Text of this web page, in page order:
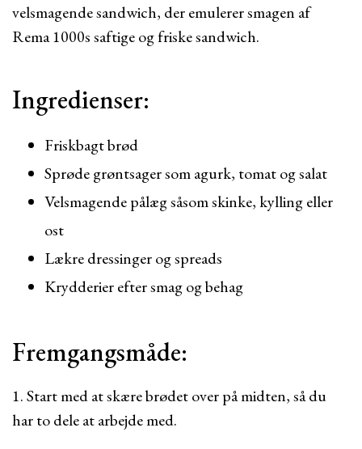
velsmagende sandwich, der emulerer smagen af
Rema 1000s saftige og friske sandwich.
Ingredienser:
Friskbagt brød
Sprøde grøntsager som agurk, tomat og salat
Velsmagende pålæg såsom skinke, kylling eller
ost
Lækre dressinger og spreads
Krydderier efter smag og behag
Fremgangsmåde:
1. Start med at skære brødet over på midten, så du
har to dele at arbejde med.